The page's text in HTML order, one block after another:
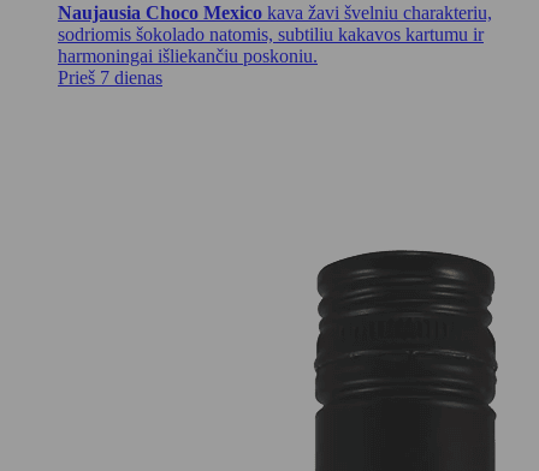
Naujausia Choco Mexico kava žavi švelniu charakteriu,
sodriomis šokolado natomis, subtiliu kakavos kartumu ir
harmoningai išliekančiu poskoniu.
Prieš 7 dienas